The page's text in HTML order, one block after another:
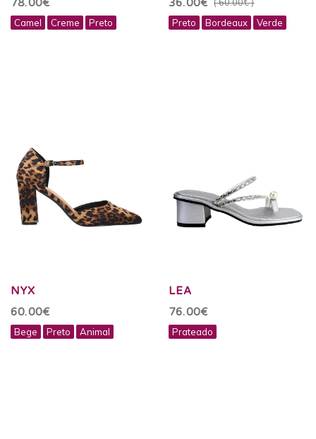
78.00€
Camel Creme Preto
36.00€
Preto
Bordeaux Verde
NYX
60.00€
Bege Preto Animal
LEA
76.00€
Prateado